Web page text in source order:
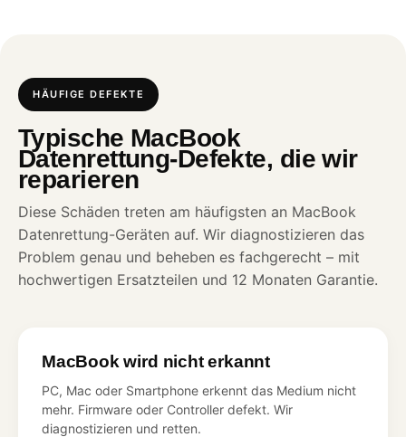
HÄUFIGE DEFEKTE
Typische MacBook
Datenrettung-Defekte, die wir
reparieren
Diese Schäden treten am häufigsten an MacBook
Datenrettung-Geräten auf. Wir diagnostizieren das
Problem genau und beheben es fachgerecht – mit
hochwertigen Ersatzteilen und 12 Monaten Garantie.
MacBook wird nicht erkannt
PC, Mac oder Smartphone erkennt das Medium nicht
mehr. Firmware oder Controller defekt. Wir
diagnostizieren und retten.